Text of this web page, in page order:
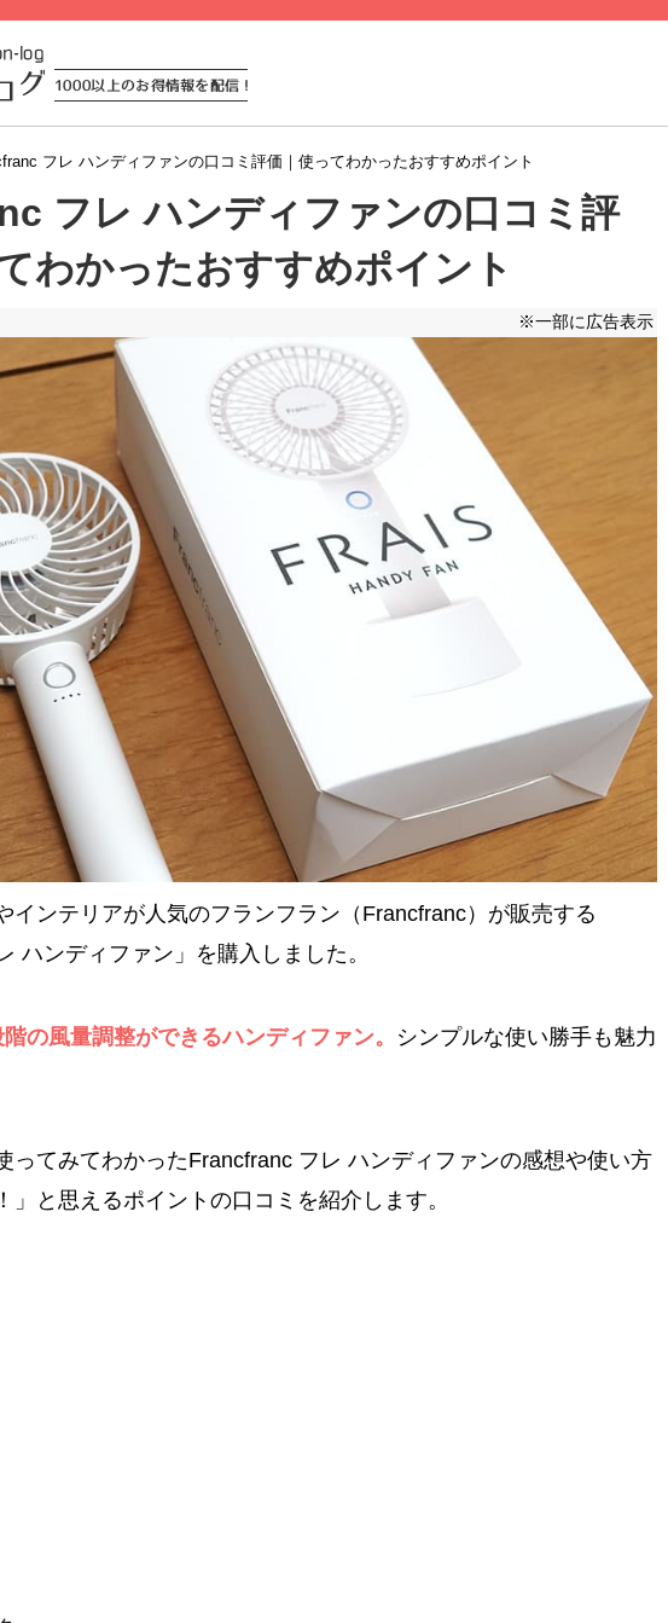
フレ ハンディファンの口コミ評価｜使ってわかったおすすめポイント
フレ ハンディファンの口コミ評
わかったおすすめポイント
※一部に広告表示
インテリアが人気のフランフラン（Francfranc）が販売する
ハンディファン」を購入しました。
の風量調整ができるハンディファン。 シンプルな使い勝手も魅力
ってみてわかったFrancfranc フレ ハンディファンの感想や使い方
」と思えるポイントの口コミを紹介します。